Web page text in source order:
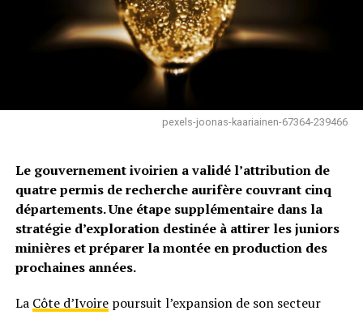
pexels-joonas-kaariainen-67364-239466
Le gouvernement ivoirien a validé l’attribution de
quatre permis de recherche aurifère couvrant cinq
départements. Une étape supplémentaire dans la
stratégie d’exploration destinée à attirer les juniors
minières et préparer la montée en production des
prochaines années.
La Côte d’Ivoirepoursuit l’expansion de son secteur